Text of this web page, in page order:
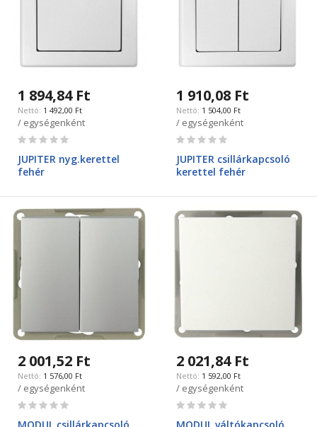
1 894,84 Ft
1 492,00 Ft
/ egységenként
Rating:
JUPITER nyg.kerettel
fehér
1 910,08 Ft
1 504,00 Ft
/ egységenként
Rating:
JUPITER csillárkapcsoló
kerettel fehér
2 001,52 Ft
1 576,00 Ft
/ egységenként
Rating:
2 021,84 Ft
1 592,00 Ft
/ egységenként
Rating: